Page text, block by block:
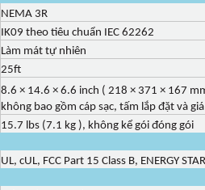
NEMA 3R
IK09 theo tiêu chuẩn IEC 62262
Làm mát tự nhiên
25ft
8.6 × 14.6 × 6.6 inch ( 218 × 371 × 167
không bao gồm cáp sạc, tấm lắp đặt và
15.7 lbs (7.1 kg ), không kể gói đóng gói
UL, cUL, FCC Part 15 Class B, ENERGY STAR